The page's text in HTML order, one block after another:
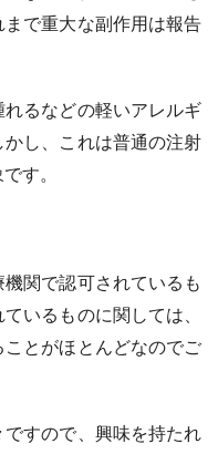
で重大な副作用は報告
るなどの軽いアレルギ
し、これは普通の注射
す。
関で認可されているも
いるものに関しては、
とがほとんどなのでご
すので、興味を持たれ